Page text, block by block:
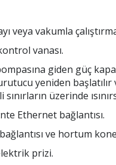
veya vakumla
vanası.
giden güç
yeniden
sınırların üzerinde
Ethernet bağlantısı.
ve hortum
prizi.